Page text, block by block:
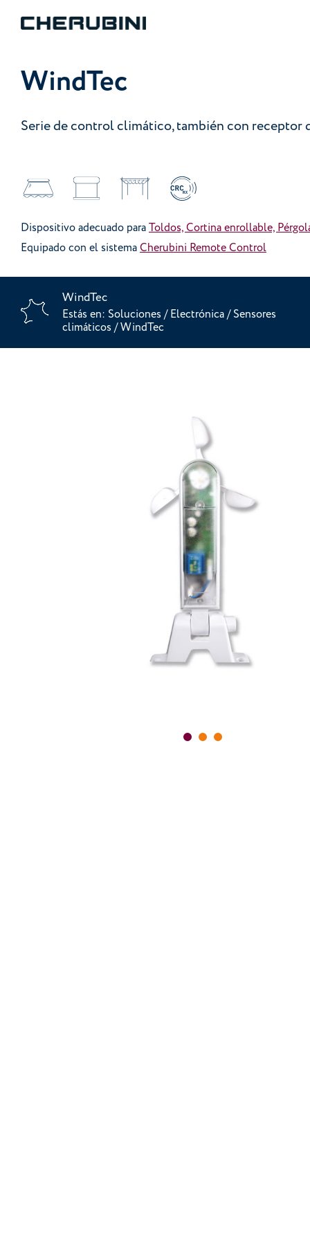
WindTec
Serie de control climático, también con receptor
Dispositivo adecuado paraToldos, Cortina enrollable,
Equipado con el sistemaCherubini Remote Control
WindTec
Estás en: Soluciones/ Electrónica/ Sensores
climáticos/WindTec